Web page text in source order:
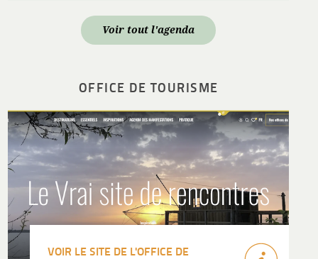
Voir tout l'agenda
OFFICE DE TOURISME
VOIR LE SITE DE L'OFFICE DE